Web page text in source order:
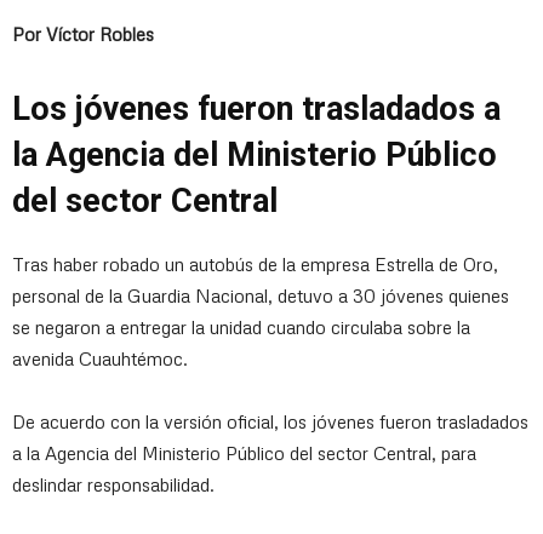
Por Víctor Robles
Los jóvenes fueron trasladados a
la Agencia del Ministerio Público
del sector Central
Tras haber robado un autobús de la empresa Estrella de Oro,
personal de la Guardia Nacional, detuvo a 30 jóvenes quienes
se negaron a entregar la unidad cuando circulaba sobre la
avenida Cuauhtémoc.
De acuerdo con la versión oficial, los jóvenes fueron trasladados
a la Agencia del Ministerio Público del sector Central, para
deslindar responsabilidad.